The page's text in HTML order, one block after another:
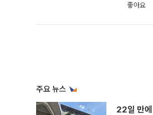
좋아요
주요 뉴스
22일 만에